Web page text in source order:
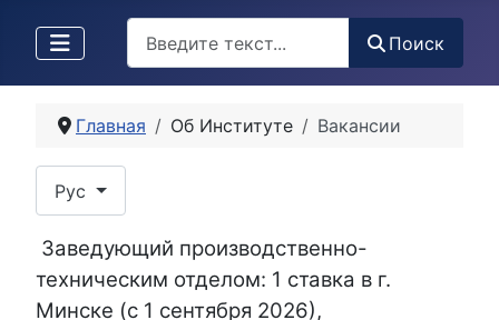
Поиск
Главная Об Институте Вакансии
Рус
Заведующий производственно-
техническим отделом: 1 ставка в г.
Минске (с 1 сентября 2026),